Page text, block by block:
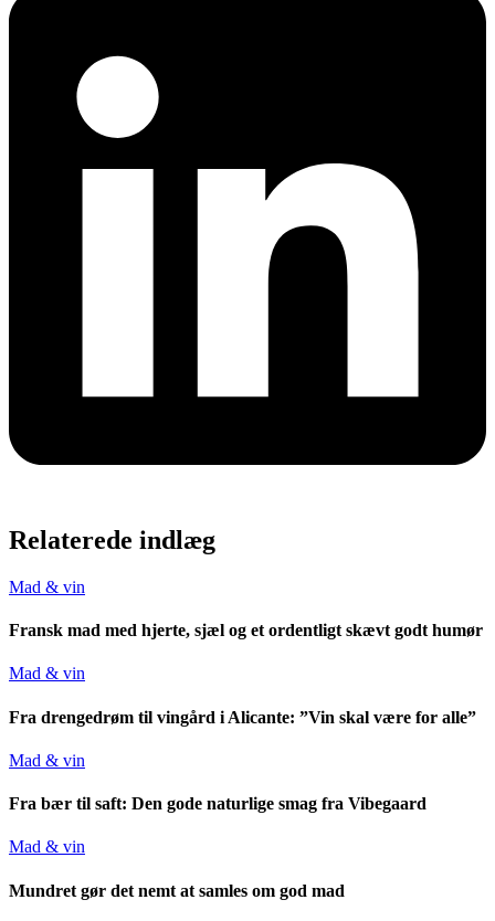
Relaterede indlæg
Mad & vin
Fransk mad med hjerte, sjæl og et ordentligt skævt godt humør
Mad & vin
Fra drengedrøm til vingård i Alicante: ”Vin skal være for alle”
Mad & vin
Fra bær til saft: Den gode naturlige smag fra Vibegaard
Mad & vin
Mundret gør det nemt at samles om god mad